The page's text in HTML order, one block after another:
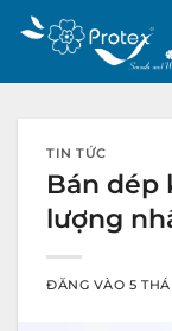
qua
TIN TỨC
Bán dép
lượng
ĐĂNG VÀO5